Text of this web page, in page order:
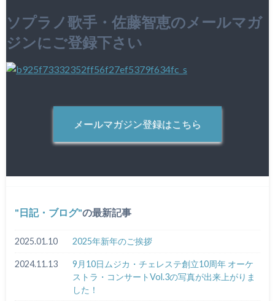
ソプラノ歌手・佐藤智恵のメールマガ
ジンにご登録下さい
メールマガジン登録はこちら
日記・ブログ の最新記事
2025.01.10 2025年新年のご挨拶
2024.11.13
9月10日ムジカ・チェレステ創立10周年 オーケ
ストラ・コンサートVol.3の写真が出来上がりま
した！